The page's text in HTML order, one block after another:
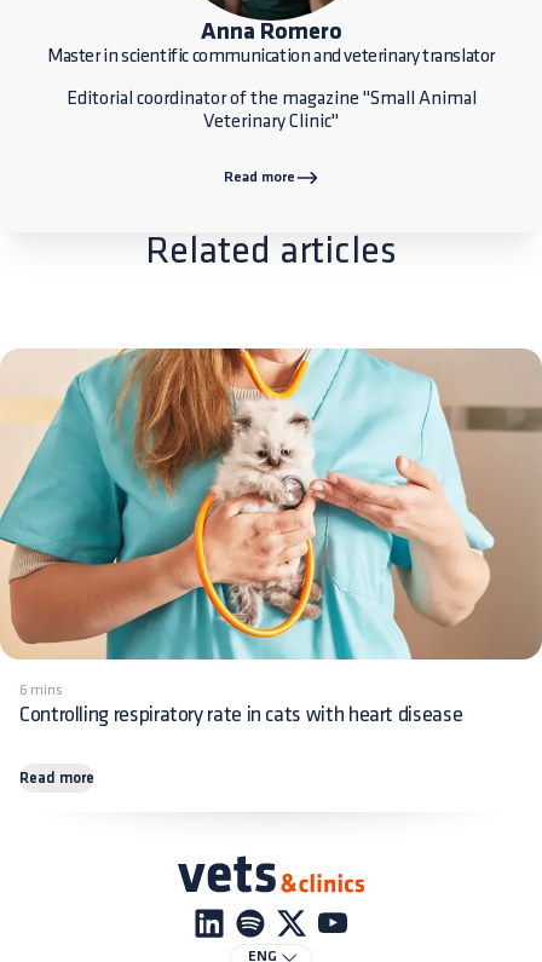
Anna Romero
Master in scientific communication and veterinary translator
Editorial coordinator of the magazine "Small Animal
Veterinary Clinic"
Read more
Related articles
6 mins
Controlling respiratory rate in cats with heart disease
Read more
ENG